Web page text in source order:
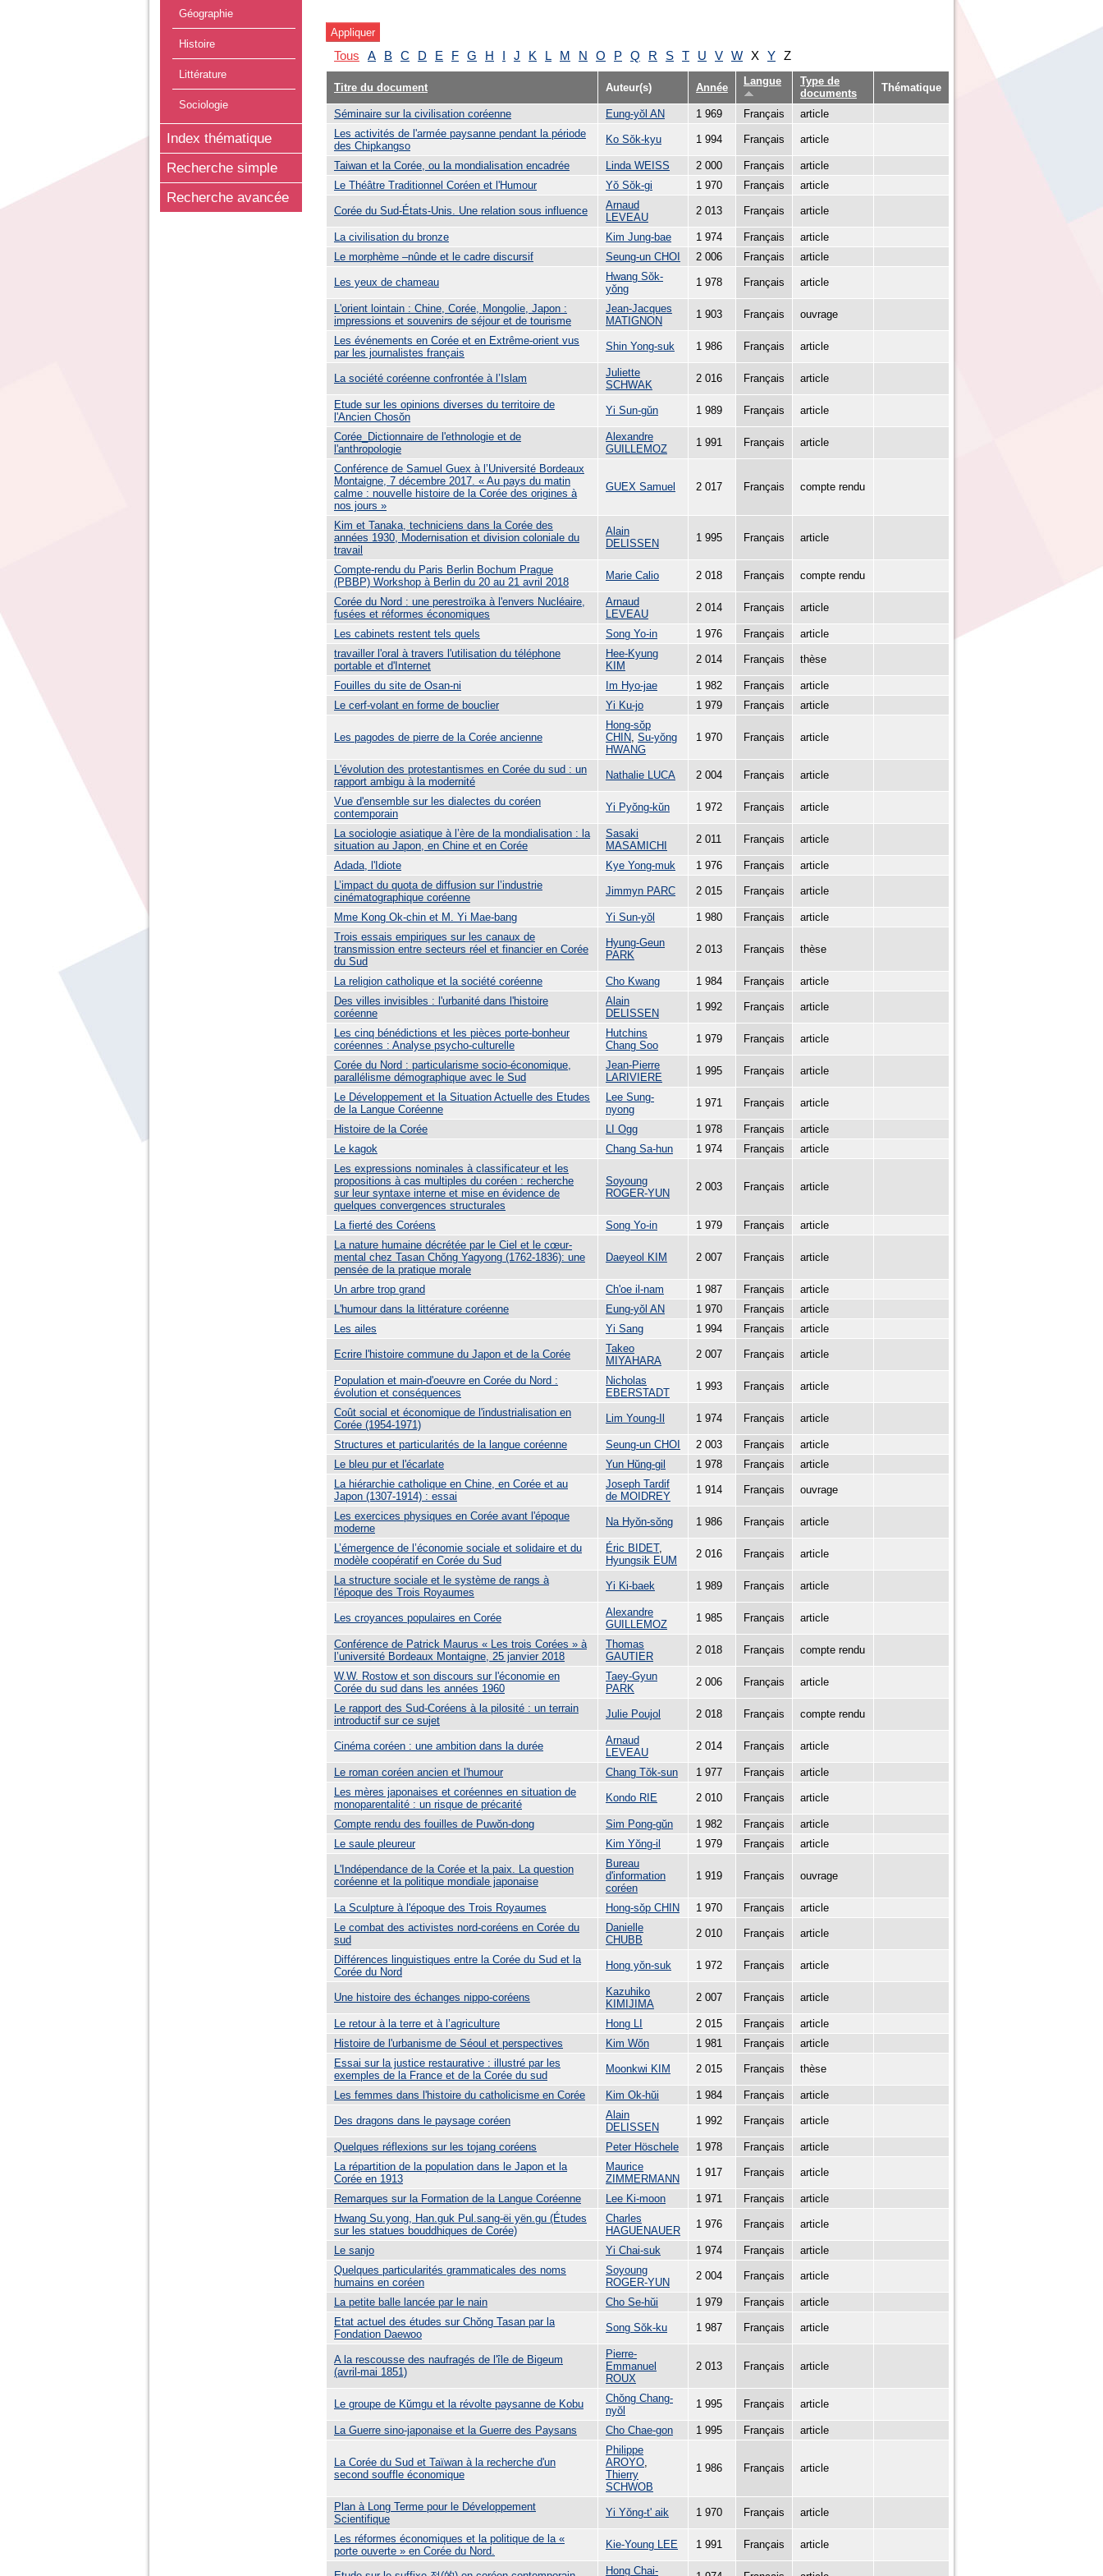
Géographie
Histoire
Littérature
Sociologie
Index thématique
Recherche simple
Recherche avancée
Tous A B C D E F G H I J K L M N O P Q R S T U V W X Y Z
Titre du document Auteur(s) Année
Langue
Type de
documents
Thématique
Séminaire sur la civilisation coréenne Eung-yŏl AN 1 969 Français
article
Les activités de l'armée paysanne pendant la période
des Chipkangso
Ko Sŏk-kyu 1 994 Français article
Taiwan et la Corée, ou la mondialisation encadrée Linda WEISS 2 000 Français
article
Le Théâtre Traditionnel Coréen et l'Humour
Yŏ Sŏk-gi 1 970 Français article
Corée du Sud-États-Unis. Une relation sous influence
Arnaud
LEVEAU
2 013 Français article
La civilisation du bronze Kim Jung-bae 1 974 Français
article
Le morphème –nûnde et le cadre discursif
Seung-un CHOI 2 006 Français article
Les yeux de chameau
Hwang Sŏk-
yŏng
1 978 Français article
L'orient lointain : Chine, Corée, Mongolie, Japon :
impressions et souvenirs de séjour et de tourisme
Jean-Jacques
MATIGNON
1 903 Français ouvrage
Les événements en Corée et en Extrême-orient vus
par les journalistes français
Shin Yong-suk 1 986 Français article
La société coréenne confrontée à l’Islam
Juliette
SCHWAK
2 016 Français article
Etude sur les opinions diverses du territoire de
l'Ancien Chosŏn
Yi Sun-gŭn 1 989 Français article
Corée_Dictionnaire de l'ethnologie et de
l'anthropologie
Alexandre
GUILLEMOZ
1 991 Français article
Conférence de Samuel Guex à l’Université Bordeaux
Montaigne, 7 décembre 2017. « Au pays du matin
calme : nouvelle histoire de la Corée des origines à
nos jours »
GUEX Samuel 2 017 Français compte rendu
Kim et Tanaka, techniciens dans la Corée des
années 1930, Modernisation et division coloniale du
travail
Alain
DELISSEN
1 995 Français article
Compte-rendu du Paris Berlin Bochum Prague
(PBBP) Workshop à Berlin du 20 au 21 avril 2018
Marie Calio 2 018 Français compte rendu
Corée du Nord : une perestroïka à l'envers Nucléaire,
fusées et réformes économiques
Arnaud
LEVEAU
2 014 Français article
Les cabinets restent tels quels Song Yo-in 1 976 Français
article
travailler l'oral à travers l'utilisation du téléphone
portable et d'Internet
Hee-Kyung
KIM
2 014 Français thèse
Fouilles du site de Osan-ni Im Hyo-jae 1 982 Français
article
Le cerf-volant en forme de bouclier
Yi Ku-jo 1 979 Français article
Les pagodes de pierre de la Corée ancienne
Hong-sŏp
CHIN Su-yŏng
HWANG
1 970 Français article
L'évolution des protestantismes en Corée du sud : un
rapport ambigu à la modernité
Nathalie LUCA 2 004 Français article
Vue d'ensemble sur les dialectes du coréen
contemporain
Yi Pyŏng-kŭn 1 972 Français article
La sociologie asiatique à l’ère de la mondialisation : la
situation au Japon, en Chine et en Corée
Sasaki
MASAMICHI
2 011 Français article
Adada, l'Idiote Kye Yong-muk 1 976 Français
article
L’impact du quota de diffusion sur l’industrie
cinématographique coréenne
Jimmyn PARC 2 015 Français article
Mme Kong Ok-chin et M. Yi Mae-bang Yi Sun-yŏl 1 980 Français
article
Trois essais empiriques sur les canaux de
transmission entre secteurs réel et financier en Corée
du Sud
Hyung-Geun
PARK
2 013 Français thèse
La religion catholique et la société coréenne Cho Kwang 1 984 Français
article
Des villes invisibles : l'urbanité dans l'histoire
coréenne
Alain
DELISSEN
1 992 Français article
Les cinq bénédictions et les pièces porte-bonheur
coréennes : Analyse psycho-culturelle
Hutchins
Chang Soo
1 979 Français article
Corée du Nord : particularisme socio-économique,
parallélisme démographique avec le Sud
Jean-Pierre
LARIVIERE
1 995 Français article
Le Développement et la Situation Actuelle des Etudes
de la Langue Coréenne
Lee Sung-
nyong
1 971 Français article
Histoire de la Corée LI Ogg 1 978 Français
article
Le kagok
Chang Sa-hun 1 974 Français
article
Les expressions nominales à classificateur et les
propositions à cas multiples du coréen : recherche
sur leur syntaxe interne et mise en évidence de
quelques convergences structurales
Soyoung
ROGER-YUN
2 003 Français article
La fierté des Coréens Song Yo-in 1 979 Français
article
La nature humaine décrétée par le Ciel et le cœur-
mental chez Tasan Chŏng Yagyong (1762-1836): une
pensée de la pratique morale
Daeyeol KIM 2 007 Français article
Un arbre trop grand Ch'oe il-nam 1 987 Français
article
L'humour dans la littérature coréenne
Eung-yŏl AN 1 970 Français
article
Les ailes
Yi Sang 1 994 Français article
Ecrire l'histoire commune du Japon et de la Corée
Takeo
MIYAHARA
2 007 Français article
Population et main-d'oeuvre en Corée du Nord :
évolution et conséquences
Nicholas
EBERSTADT
1 993 Français article
Coût social et économique de l'industrialisation en
Corée (1954-1971)
Lim Young-Il 1 974 Français article
Structures et particularités de la langue coréenne Seung-un CHOI 2 003 Français
article
Le bleu pur et l'écarlate
Yun Hŭng-gil 1 978 Français
article
La hiérarchie catholique en Chine, en Corée et au
Japon (1307-1914) : essai
Joseph Tardif
de MOIDREY
1 914 Français ouvrage
Les exercices physiques en Corée avant l'époque
moderne
Na Hyŏn-sŏng 1 986 Français article
L’émergence de l’économie sociale et solidaire et du
modèle coopératif en Corée du Sud
Éric BIDET,
Hyungsik EUM
2 016 Français article
La structure sociale et le système de rangs à
l'époque des Trois Royaumes
Yi Ki-baek 1 989 Français article
Les croyances populaires en Corée
Alexandre
GUILLEMOZ
1 985 Français article
Conférence de Patrick Maurus « Les trois Corées » à
l’université Bordeaux Montaigne, 25 janvier 2018
Thomas
GAUTIER
2 018 Français compte rendu
W.W. Rostow et son discours sur l'économie en
Corée du sud dans les années 1960
Taey-Gyun
PARK
2 006 Français article
Le rapport des Sud-Coréens à la pilosité : un terrain
introductif sur ce sujet
Julie Poujol 2 018 Français compte rendu
Cinéma coréen : une ambition dans la durée
Arnaud
LEVEAU
2 014 Français article
Le roman coréen ancien et l'humour Chang Tŏk-sun 1 977 Français
article
Les mères japonaises et coréennes en situation de
monoparentalité : un risque de précarité
Kondo RIE 2 010 Français article
Compte rendu des fouilles de Puwŏn-dong Sim Pong-gŭn 1 982 Français
article
Le saule pleureur
Kim Yŏng-il 1 979 Français article
L'Indépendance de la Corée et la paix. La question
coréenne et la politique mondiale japonaise
Bureau
d'information
coréen
1 919 Français ouvrage
La Sculpture à l'époque des Trois Royaumes Hong-sŏp CHIN 1 970 Français
article
Le combat des activistes nord-coréens en Corée du
sud
Danielle
CHUBB
2 010 Français article
Différences linguistiques entre la Corée du Sud et la
Corée du Nord
Hong yŏn-suk 1 972 Français article
Une histoire des échanges nippo-coréens
Kazuhiko
KIMIJIMA
2 007 Français article
Le retour à la terre et à l’agriculture Hong LI 2 015 Français
article
Histoire de l'urbanisme de Séoul et perspectives
Kim Wŏn 1 981 Français
article
Essai sur la justice restaurative : illustré par les
exemples de la France et de la Corée du sud
Moonkwi KIM 2 015 Français thèse
Les femmes dans l'histoire du catholicisme en Corée Kim Ok-hŭi 1 984 Français article
Des dragons dans le paysage coréen
Alain
DELISSEN
1 992 Français article
Quelques réflexions sur les tojang coréens Peter Höschele 1 978 Français
article
La répartition de la population dans le Japon et la
Corée en 1913
Maurice
ZIMMERMANN
1 917 Français article
Remarques sur la Formation de la Langue Coréenne Lee Ki-moon 1 971 Français
article
Hwang Su.yong, Han.guk Pul.sang-ëi yën.gu (Études
sur les statues bouddhiques de Corée)
Charles
HAGUENAUER
1 976 Français article
Le sanjo Yi Chai-suk 1 974 Français
article
Quelques particularités grammaticales des noms
humains en coréen
Soyoung
ROGER-YUN
2 004 Français article
La petite balle lancée par le nain Cho Se-hŭi 1 979 Français
article
Etat actuel des études sur Chŏng Tasan par la
Fondation Daewoo
Song Sŏk-ku 1 987 Français article
A la rescousse des naufragés de l'île de Bigeum
(avril-mai 1851)
Pierre-
Emmanuel
ROUX
2 013 Français article
Le groupe de Kŭmgu et la révolte paysanne de Kobu
Chŏng Chang-
nyŏl
1 995 Français article
La Guerre sino-japonaise et la Guerre des Paysans Cho Chae-gon 1 995 Français article
La Corée du Sud et Taïwan à la recherche d'un
second souffle économique
Philippe
AROYO
Thierry
SCHWOB
1 986 Français article
Plan à Long Terme pour le Développement
Scientifique
Yi Yŏng-t' aik 1 970 Français article
Les réformes économiques et la politique de la «
porte ouverte » en Corée du Nord.
Kie-Young LEE 1 991 Français article
Hong Chai-